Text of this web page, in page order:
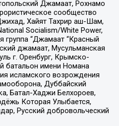
Джамаат, Рохнамо
сообщество
Хайят Тахрир аш-Шам,
Socialism/White Power,
группа “Джамаат “Красный
джамаат, Мусульманская
г. Оренбург, Крымско-
батальон имени Номана
исламского возрождения
Дуббайский
Батал-Хаджи Белхороев,
Которая Улыбается,
Русский добровольческий